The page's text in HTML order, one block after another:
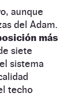
aunque
del Adam.
más
siete
sistema
techo